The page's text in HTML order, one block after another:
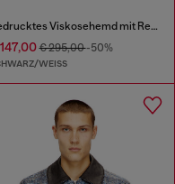
Bedrucktes Viskosehemd mit Reißverschluss vorne
€ 295,00-50%
WEISS